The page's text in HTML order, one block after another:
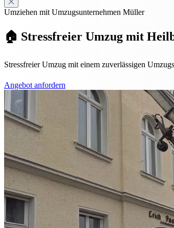
Umziehen mit Umzugsunternehmen Müller
🏠 Stressfreier Umzug mit
Stressfreier Umzug mit einem zuverlässigen
Angebot anfordern